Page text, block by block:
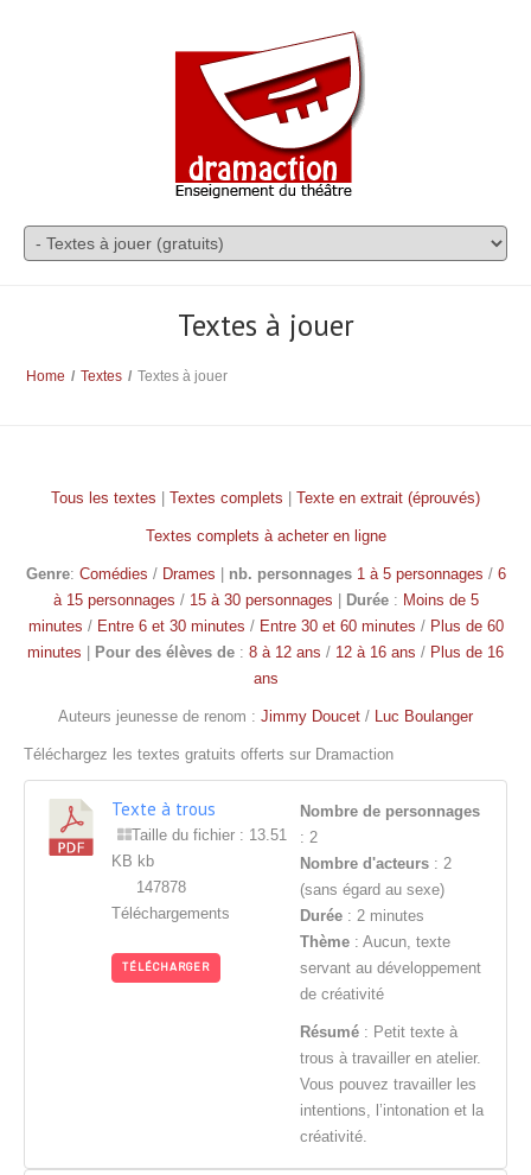
Textes à jouer
Home / Textes / Textes à jouer
Tous les textes Textes complets Texte en extrait (éprouvés)
Textes complets à acheter en ligne
Genre: Comédies / Drames nb. personnages 1 à 5 personnages / 6
à 15 personnages / 15 à 30 personnages Durée: Moins de 5
minutes / Entre 6 et 30 minutes / Entre 30 et 60 minutes / Plus de 60
minutes
Pour des élèves de : 8 à 12 ans / 12 à 16 ans / Plus de 16
ans
Auteurs jeunesse de renom : Jimmy Doucet / Luc Boulanger
Téléchargez les textes gratuits offerts sur Dramaction
Texte à trous
Taille du fichier : 13.51
KB kb
147878
Téléchargements
TÉLÉCHARGER
Nombre de personnages
: 2
Nombre d'acteurs : 2
(sans égard au sexe)
Durée : 2 minutes
Thème : Aucun, texte
servant au développement
de créativité
Résumé : Petit texte à
trous à travailler en atelier.
Vous pouvez travailler les
intentions, l’intonation et la
créativité.